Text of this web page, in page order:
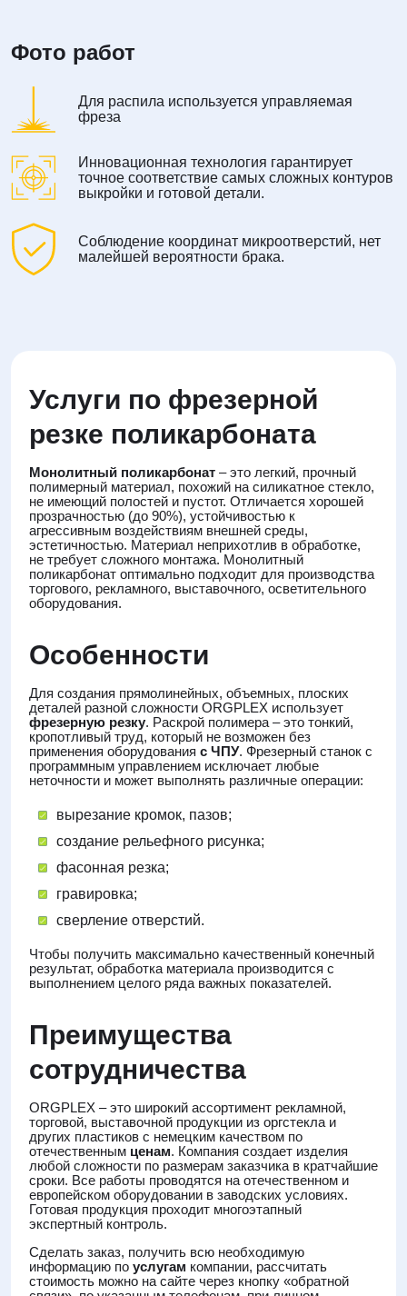
Фото работ
Для распила используется управляемая
фреза
Инновационная технология гарантирует
точное соответствие самых сложных контуров
выкройки и готовой детали.
Соблюдение координат микроотверстий, нет
малейшей вероятности брака.
Услуги по фрезерной
резке поликарбоната
Монолитный поликарбонат – это легкий, прочный
полимерный материал, похожий на силикатное стекло,
не имеющий полостей и пустот. Отличается хорошей
прозрачностью (до 90%), устойчивостью к
агрессивным воздействиям внешней среды,
эстетичностью. Материал неприхотлив в обработке,
не требует сложного монтажа. Монолитный
поликарбонат оптимально подходит для производства
торгового, рекламного, выставочного, осветительного
оборудования.
Особенности
Для создания прямолинейных, объемных, плоских
деталей разной сложности ORGPLEX использует
фрезерную резку. Раскрой полимера – это тонкий,
кропотливый труд, который не возможен без
применения оборудования с ЧПУ. Фрезерный станок с
программным управлением исключает любые
неточности и может выполнять различные операции:
вырезание кромок, пазов;
создание рельефного рисунка;
фасонная резка;
гравировка;
сверление отверстий.
Чтобы получить максимально качественный конечный
результат, обработка материала производится с
выполнением целого ряда важных показателей.
Преимущества
сотрудничества
ORGPLEX – это широкий ассортимент рекламной,
торговой, выставочной продукции из оргстекла и
других пластиков с немецким качеством по
отечественным ценам. Компания создает изделия
любой сложности по размерам заказчика в кратчайшие
сроки. Все работы проводятся на отечественном и
европейском оборудовании в заводских условиях.
Готовая продукция проходит многоэтапный
экспертный контроль.
Сделать заказ, получить всю необходимую
информацию по услугам компании, рассчитать
стоимость можно на сайте через кнопку «обратной